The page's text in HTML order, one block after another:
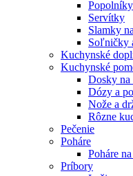
Popolníky
Servítky
Slamky
Soľničky
Kuchynské
Kuchynské
Dosky na
Dózy a
Nože a
Rôzne
Pečenie
Poháre
Poháre
Príbory